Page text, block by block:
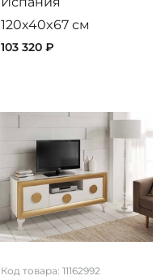
120x40x67 см
103 320 ₽
Код товара: 11162992